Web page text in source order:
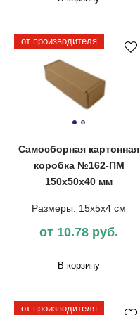
от производителя
Самосборная картонная
коробка №162-ПМ
150х50х40 мм
Размеры: 15х5х4 см
от 10.78 руб.
В корзину
от производителя